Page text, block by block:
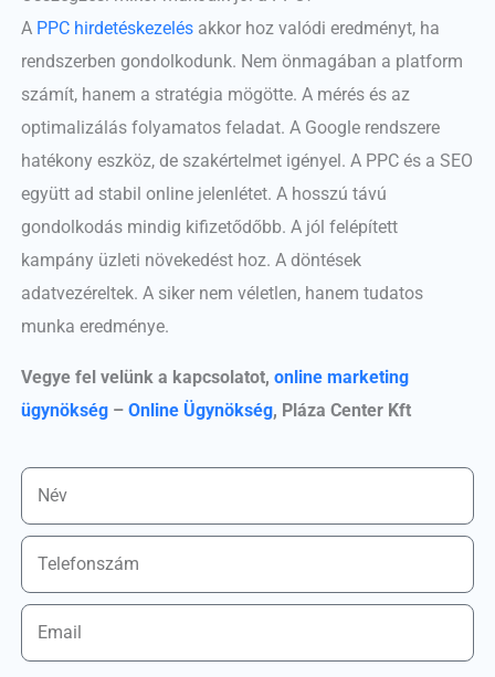
A PPC hirdetéskezelésakkor hoz valódi eredményt, ha
rendszerben gondolkodunk. Nem önmagában a platform
számít, hanem a stratégia mögötte. A mérés és az
optimalizálás folyamatos feladat. A Google rendszere
hatékony eszköz, de szakértelmet igényel. A PPC és a SEO
együtt ad stabil online jelenlétet. A hosszú távú
gondolkodás mindig kifizetődőbb. A jól felépített
kampány üzleti növekedést hoz. A döntések
adatvezéreltek. A siker nem véletlen, hanem tudatos
munka eredménye.
Vegye fel velünk a kapcsolatot, online marketing
ügynökség– Online Ügynökség, Pláza Center Kft